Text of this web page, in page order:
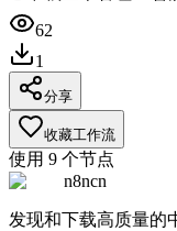
62
1
分享
收藏工作流
使用 9 个节点
n8ncn
发现和下载高质量的